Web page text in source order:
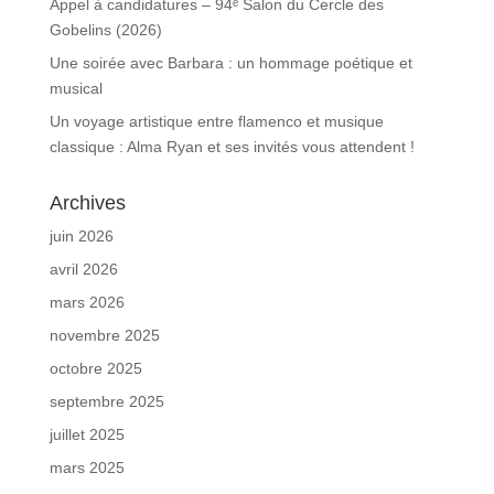
Appel à candidatures – 94ᵉ Salon du Cercle des
Gobelins (2026)
Une soirée avec Barbara : un hommage poétique et
musical
Un voyage artistique entre flamenco et musique
classique : Alma Ryan et ses invités vous attendent !
Archives
juin 2026
avril 2026
mars 2026
novembre 2025
octobre 2025
septembre 2025
juillet 2025
mars 2025